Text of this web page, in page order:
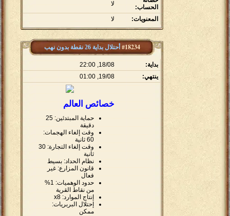
الحساب:
لا
المعنويات: لا
#18234 أحتلال بداية 26 نقطة بدون نهب
بداية:
18/08, 22:00
ينتهي:
19/08, 01:00
خصائص العالم
حماية المبتدئين: 25
دقيقة
وقت إلغاء الهجمات:
60 ثانية
وقت إلغاء التجارة: 30
ثانية
نظام الحداد: بسيط
قانون المزارع: غير
فعال
حدود الوهميات: 1%
من نقاط القرية
إنتاج الموارد: x8
إحتلال البربريات:
ممكن